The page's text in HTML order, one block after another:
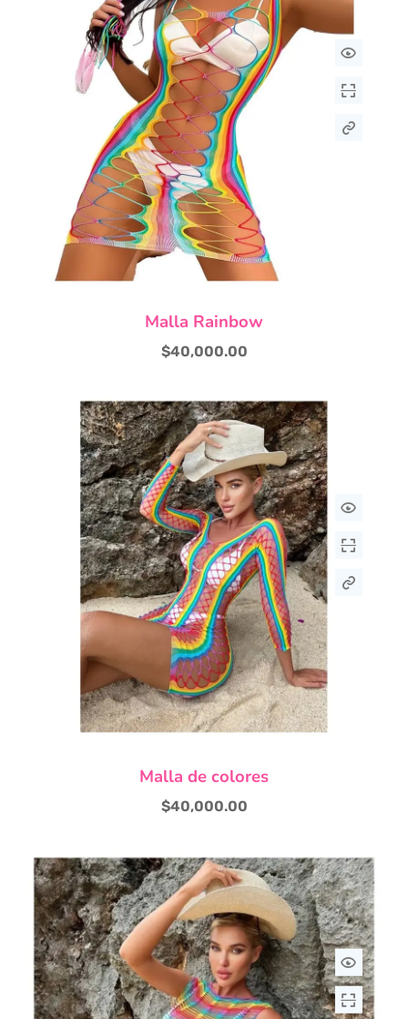
Malla Rainbow
$40,000.00
Malla de colores
$40,000.00